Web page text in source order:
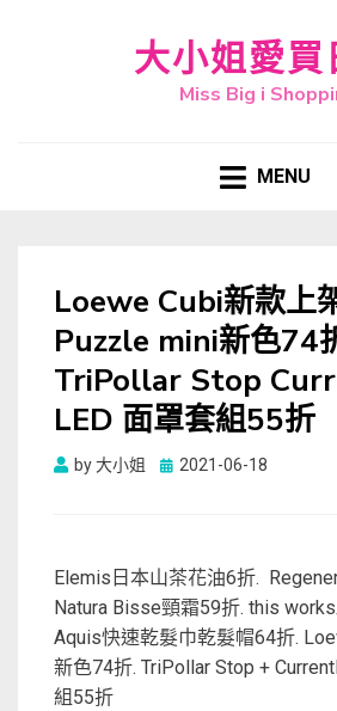
大小姐愛買
Miss Big i
MENU
Loewe Cubi新款上
Puzzle mini新色74
TriPollar Stop
LED 面罩套組55折
by大小姐
Posted
2021-06-18
Elemis日本山茶花油6折.
Natura Bisse頸霜59折. this
Aquis快速乾髮巾乾髮帽64折.
新色74折. TriPollar Stop +
組55折